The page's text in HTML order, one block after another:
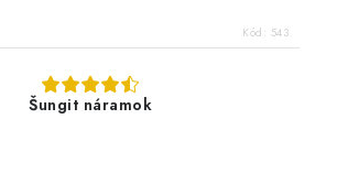
Kód: 543
Šungit náramok